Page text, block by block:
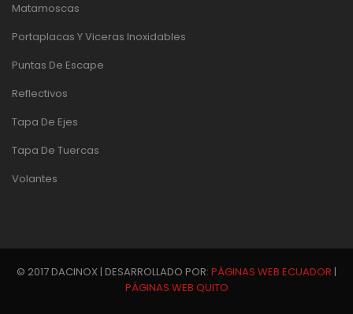
Matamoscas
Portaplacas Y Viceras Inoxidables
Puntas De Escape
Reflectivos
Tapa De Ejes
Tapa De Tuercas
Volantes
© 2017 DACINOX | DESARROLLADO POR: PÁGINAS WEB ECUADOR |
PÁGINAS WEB QUITO